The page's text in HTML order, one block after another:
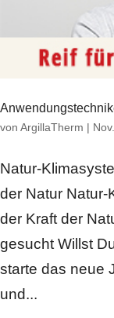
von ArgillaTherm |
Natur-
der Natur Natur-
der Kraft der
gesucht Willst
starte das neue
und...